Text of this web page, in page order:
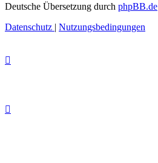
Deutsche Übersetzung durch phpBB.de
Datenschutz | Nutzungsbedingungen